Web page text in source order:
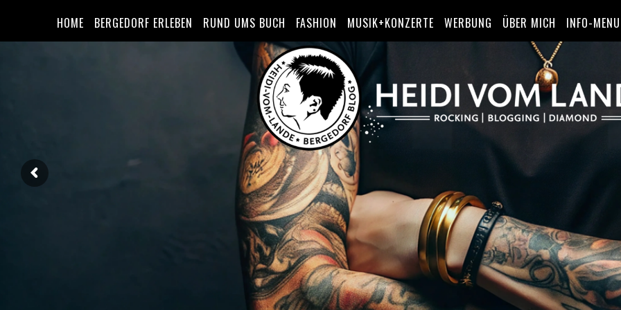
HOME BERGEDORF ERLEBEN RUND UMS BUCH FASHION MUSIK+KONZERTE WERBUNG ÜBER MICH INFO-